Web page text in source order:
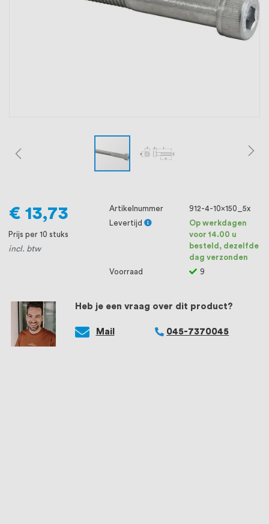
ons voorop, want we geloven dat een
Heb je een vraag over dit product?
Mail 045-7370045
€ 13,73
Prijs per 10 stuks
incl. btw
Artikelnummer
912-4-10x150_5x
Levertijd
Op werkdagen
voor 14.00 u
besteld, dezelfde
dag verzonden
Voorraad
9